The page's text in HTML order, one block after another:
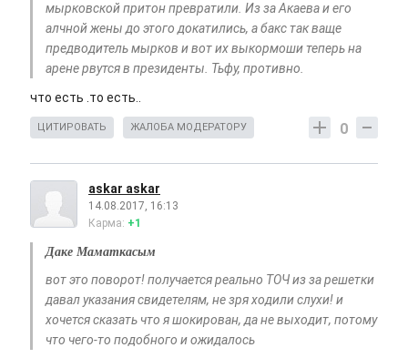
мырковской притон превратили. Из за Акаева и его
алчной жены до этого докатились, а бакс так ваще
предводитель мырков и вот их выкормоши теперь на
арене рвутся в президенты. Тьфу, противно.
что есть .то есть..
0
ЦИТИРОВАТЬ ЖАЛОБА МОДЕРАТОРУ
askar askar
14.08.2017, 16:13
Карма: +1
Даке Маматкасым
вот это поворот! получается реально ТОЧ из за решетки
давал указания свидетелям, не зря ходили слухи! и
хочется сказать что я шокирован, да не выходит, потому
что чего-то подобного и ожидалось